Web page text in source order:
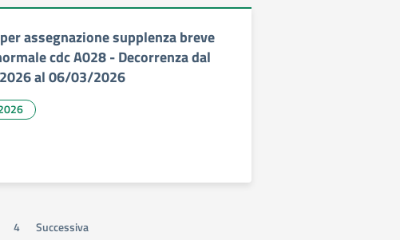
assegnazione supplenza breve
cdc A028 - Decorrenza dal
al 06/03/2026
4 Successiva